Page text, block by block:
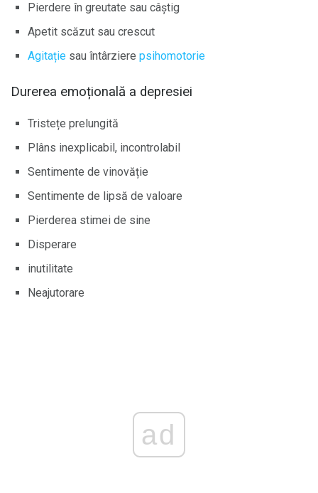
Pierdere în greutate sau câștig
Apetit scăzut sau crescut
Agitație sau întârziere psihomotorie
Durerea emoțională a depresiei
Tristețe prelungită
Plâns inexplicabil, incontrolabil
Sentimente de vinovăție
Sentimente de lipsă de valoare
Pierderea stimei de sine
Disperare
inutilitate
Neajutorare
ad